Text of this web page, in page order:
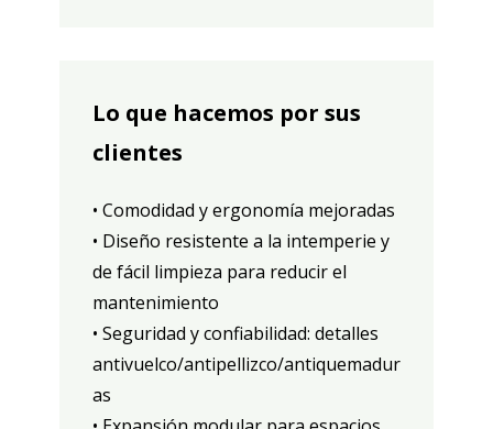
Lo que hacemos por sus
clientes
• Comodidad y ergonomía mejoradas
• Diseño resistente a la intemperie y
de fácil limpieza para reducir el
mantenimiento
• Seguridad y confiabilidad: detalles
antivuelco/antipellizco/antiquemadur
as